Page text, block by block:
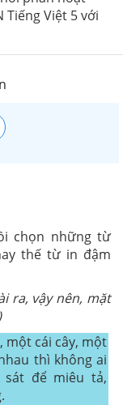
Tiếng Việt 5 với
chọn những từ
thế từ in đậm
ra, vậy nên, mặt
một cái cây, một
thì không ai
sát để miêu tả,